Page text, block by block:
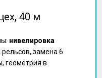
40 м
нивелировка
рельсов, замена 6
геометрия в